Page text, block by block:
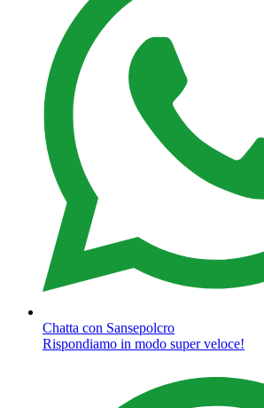
Chatta con Sansepolcro
Rispondiamo in modo super veloce!